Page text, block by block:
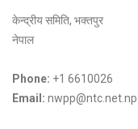
केन्द्रीय समिति, भक्तपुर
नेपाल
Phone: +1 6610026
Email: nwpp@ntc.net.np